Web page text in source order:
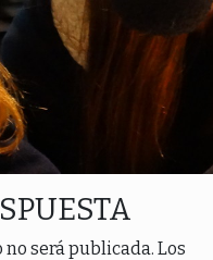
será publicada. Los